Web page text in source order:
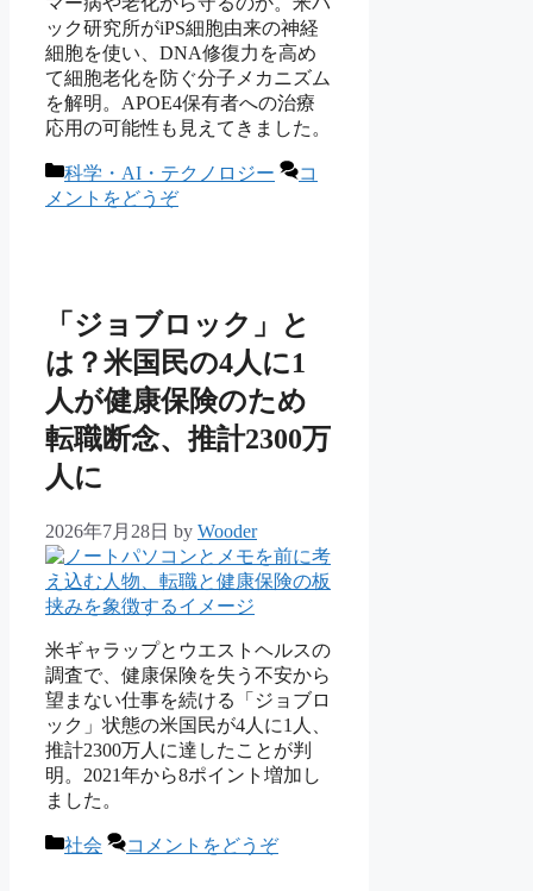
ック研究所がiPS細胞由来の神経
細胞を使い、DNA修復力を高め
て細胞老化を防ぐ分子メカニズム
を解明。APOE4保有者への治療
応用の可能性も見えてきました。
カ
テ
科学・AI・テクノロジー
コ
メントをどうぞ
「ジョブロック」と
は？米国民の4人に1
人が健康保険のため
転職断念、推計2300万
人に
2026年7月28日 by Wooder
米ギャラップとウエストヘルスの
調査で、健康保険を失う不安から
望まない仕事を続ける「ジョブロ
ック」状態の米国民が4人に1人、
推計2300万人に達したことが判
明。2021年から8ポイント増加し
ました。
カ
社会 コメントをどうぞ